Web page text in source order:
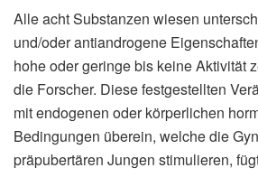
Alle acht Substanzen wiesen
und/oder antiandrogene
hohe oder geringe bis keine Aktivität
die Forscher. Diese festgestellten
mit endogenen oder körperlichen
Bedingungen überein, welche die
präpubertären Jungen stimulieren,